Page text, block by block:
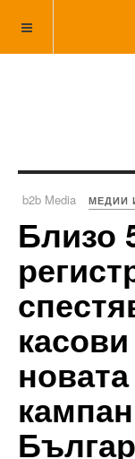
b2b Media МЕДИИ
Близо